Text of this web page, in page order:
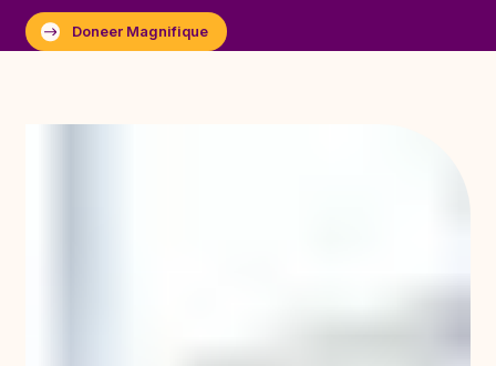
Doneer Magnifiqueécht ontmoeten.